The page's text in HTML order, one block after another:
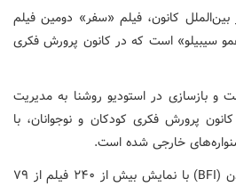
کانون، فیلم «سفر» دومین فیلم
سیبیلو» است که در کانون پرورش فکری
و بازسازی در استودیو روشنا به مدیریت
پرورش فکری کودکان و نوجوانان، با
این دوره از جشنواره فیلم لندن (BFI) با نمایش بیش از ۲۴۰ فیلم از ۷۹